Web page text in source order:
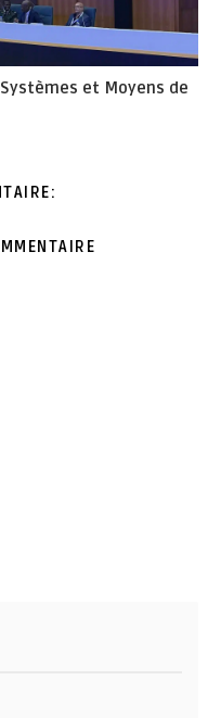
Systèmes et Moyens de